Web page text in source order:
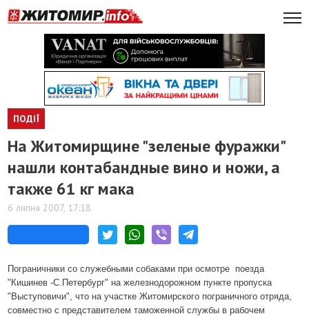
ПОДІЇ
На Житомирщине "зеленые фуражки"
нашли контабандные вино и ножи, а
также 61 кг мака
6 липня 2007, 17:18
Пограничники со служебными собаками при осмотре поезда
"Кишинев -С.Петербург" на железнодорожном пункте пропуска
"Выступовичи", что на участке Житомирского пограничного отряда,
совместно с представителем таможенной службы в рабочем